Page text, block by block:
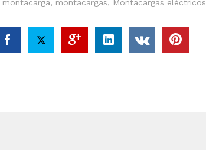
montacarga, montacargas, Montacargas eléctricos